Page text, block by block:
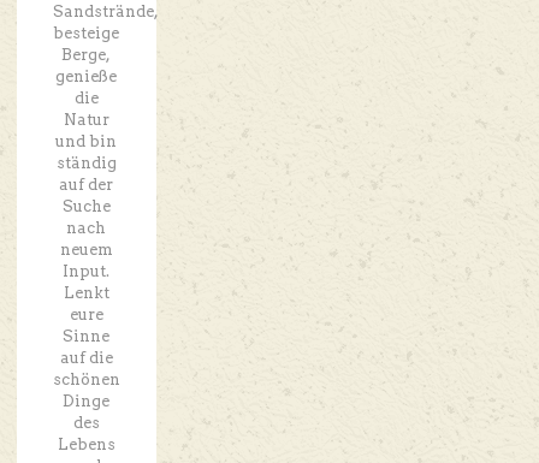
Sandstrände,
besteige
Berge,
genieße
die
Natur
und bin
ständig
auf der
Suche
nach
neuem
Input.
Lenkt
eure
Sinne
auf die
schönen
Dinge
des
Lebens